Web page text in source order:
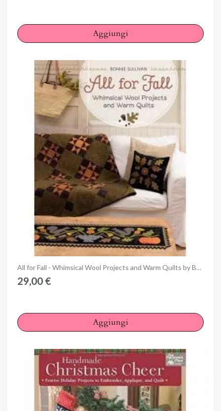
Aggiungi
Anteprima All for Fall - Whimsical Wool Projects and Warm Quilts by Bonnie Sullivan - Martingale
29,00 €
Aggiungi